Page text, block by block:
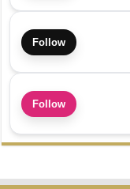
Follow
Follow